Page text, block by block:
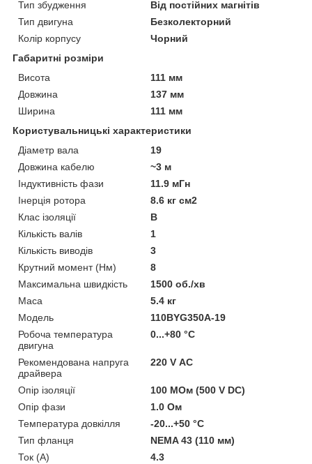
Тип збудження
Від постійних магнітів
Тип двигуна
Безколекторний
Колір корпусу
Чорний
Габаритні розміри
Висота
111 мм
Довжина
137 мм
Ширина
111 мм
Користувальницькі характеристики
Діаметр вала
19
Довжина кабелю
~3 м
Індуктивність фази
11.9 мГн
Інерція ротора
8.6 кг см2
Клас ізоляції
В
Кількість валів
1
Кількість виводів
3
Крутний момент (Нм)
8
Максимальна швидкість
1500 об./хв
Маса
5.4 кг
Мoдель
110BYG350А-19
Робоча температура
двигуна
0...+80 °C
Рекомендована напруга
драйвера
220 V АC
Опір ізоляції
100 МОм (500 V DC)
Опір фази
1.0 Ом
Температура довкілля
-20...+50 °C
Тип фланця
NEMA 43 (110 мм)
Ток (A)
4.3